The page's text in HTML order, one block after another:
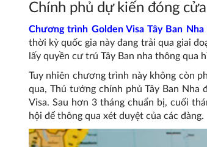
Chính phủ dự kiến đóng
Chương trình Golden Visa Tây Ban Nha
thời kỳ quốc gia này đang trải qua giai
lấy quyền cư trú Tây Ban nha thông qua
Tuy nhiên chương trình này không còn
qua, Thủ tướng chính phủ Tây Ban Nha
Visa. Sau hơn 3 tháng chuẩn bị, cuối
hội để thông qua xét duyệt của các đàng.